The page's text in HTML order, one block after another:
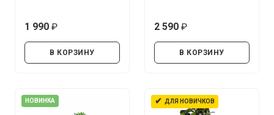
1 990
В КОРЗИНУ
2 590
В КОРЗИНУ
НОВИНКА ✔ ДЛЯ НОВИЧКОВ